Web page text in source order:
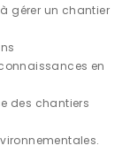
gérer un chantier
en
des chantiers